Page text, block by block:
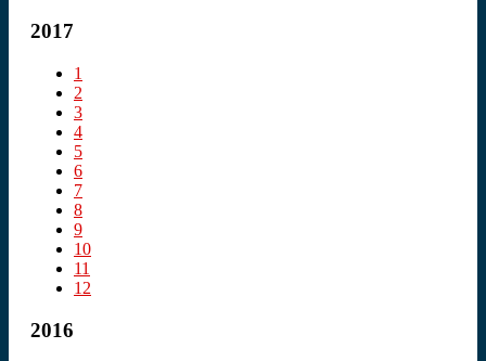
2017
1
2
3
4
5
6
7
8
9
10
11
12
2016